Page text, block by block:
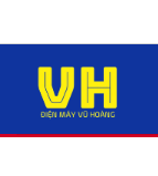
to
content